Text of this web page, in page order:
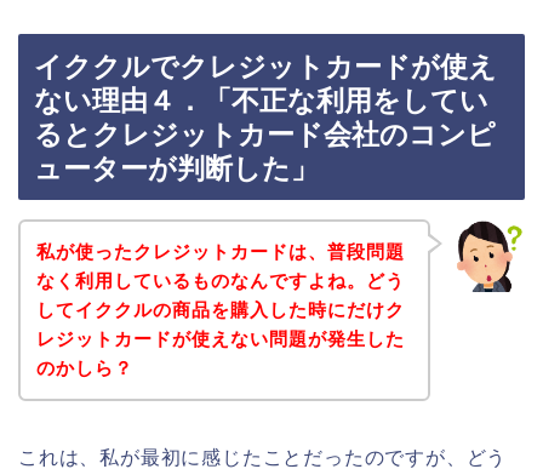
イククルでクレジットカードが使え
ない理由４．「不正な利用をしてい
るとクレジットカード会社のコンピ
ューターが判断した」
私が使ったクレジットカードは、普段問題
なく利用しているものなんですよね。どう
してイククルの商品を購入した時にだけク
レジットカードが使えない問題が発生した
のかしら？
これは、私が最初に感じたことだったのですが、どう